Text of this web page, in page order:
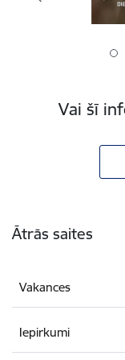
Vai šī
Ātrās saites
Vakances
Iepirkumi